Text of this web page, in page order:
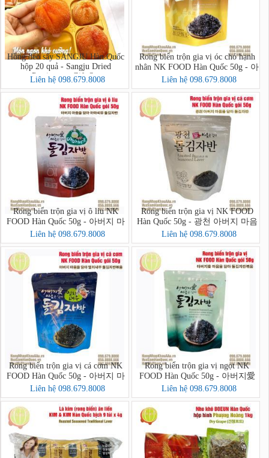
Hồng dẻo sấy SANGJU Hàn Quốc
hộp 20 quả - Sangju Dried
Persimmon Gift Set
Liên hệ 098.679.8008
Rong biển trộn gia vị óc chó hạnh
nhân NK FOOD Hàn Quốc 50g - 아
버지 마음을 담아 호두아몬드 돌
김자반 볶음
Liên hệ 098.679.8008
Rong biển trộn gia vị ô liu NK
FOOD Hàn Quốc 50g - 아버지 마
음을 담아 아마씨유 돌김자반
Liên hệ 098.679.8008
Rong biển trộn gia vị NK FOOD
Hàn Quốc 50g - 광천 아버지 마음
을 담아 돌김자반
Liên hệ 098.679.8008
Rong biển trộn gia vị cá cơm NK
FOOD Hàn Quốc 50g - 아버지 마
음을 담아 멸치새우 돌김자반볶음
Liên hệ 098.679.8008
Rong biển trộn gia vị ngọt NK
FOOD Hàn Quốc 50g - 아버지愛
마음을 담아 돌김자반볶음
Liên hệ 098.679.8008